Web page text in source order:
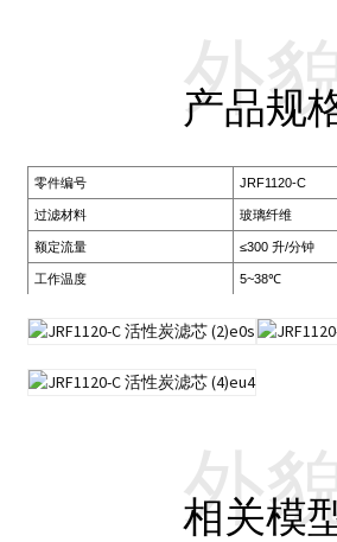
产品规
外
零件编号 JRF1120-C
过滤材料 玻璃纤维
额定流量 ≤300 升/分钟
工作温度 5~38℃
相关模
外